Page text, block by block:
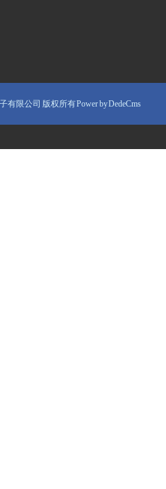
有限公司 版权所有Power by DedeCms